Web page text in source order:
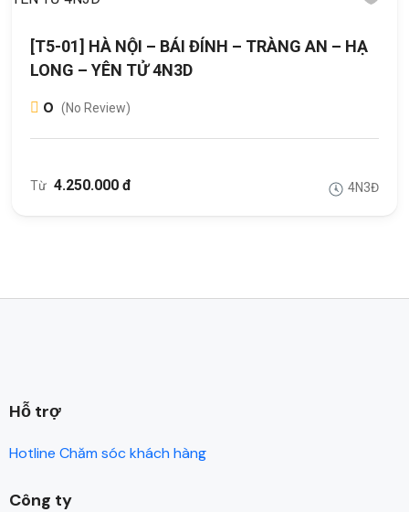
[T5-01] HÀ NỘI – BÁI ĐÍNH – TRÀNG AN – HẠ
LONG – YÊN TỬ 4N3D
0 (No Review)
Từ 4.250.000 đ 4N3Đ
Hỗ trợ
Hotline Chăm sóc khách hàng
Công ty